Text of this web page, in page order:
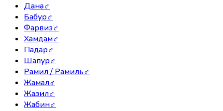
Дана♂
Бабур♂
Фарвиз♂
Хамдам♂
Падар♂
Шапур♂
Рамил / Рамиль♂
Жамал♂
Жазил♂
Жабин♂